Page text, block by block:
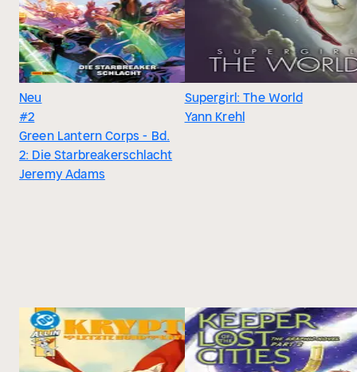
Neu
#2
Green Lantern Corps - Bd.
2: Die Starbreakerschlacht
Jeremy Adams
Supergirl: The World
Yann Krehl